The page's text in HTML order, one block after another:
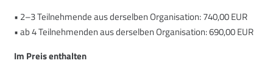
• 2–3 Teilnehmende aus derselben Organisation: 740,00 EUR
• ab 4 Teilnehmenden aus derselben Organisation: 690,00 EUR
Im Preis enthalten